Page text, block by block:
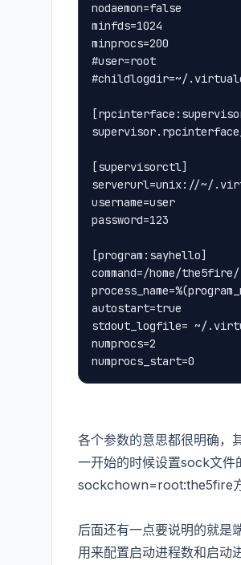
nodaemon=false
minfds=1024
minprocs=200
#user=root
#childlogdir=~/
[supervisorctl]
serverurl=unix://~/
username=user
password=123
[program:sayhello]
command=/home/
autostart=true
stdout_logfile= ~/
numprocs=2
numprocs_start=0
各个参数的意思都很明确，
一开始的时候设置sock文
sockchown=root:the5fire
后面还有一点要说明的就
用来配置启动进程数和启动